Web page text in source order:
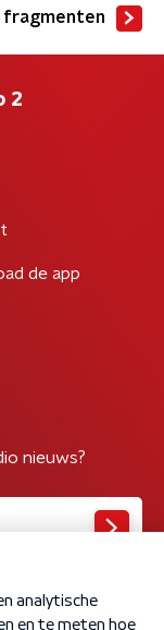
fragmenten
2
de app
nieuws?